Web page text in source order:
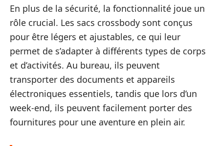
En plus de la sécurité, la fonctionnalité joue un
rôle crucial. Les sacs crossbody sont conçus
pour être légers et ajustables, ce qui leur
permet de s’adapter à différents types de corps
et d’activités. Au bureau, ils peuvent
transporter des documents et appareils
électroniques essentiels, tandis que lors d’un
week-end, ils peuvent facilement porter des
fournitures pour une aventure en plein air.